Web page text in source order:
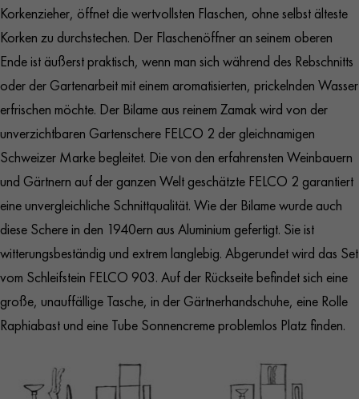
Korkenzieher, öffnet die wertvollsten Flaschen, ohne selbst älteste
Korken zu durchstechen. Der Flaschenöffner an seinem oberen
Ende ist äußerst praktisch, wenn man sich während des Rebschnitts
oder der Gartenarbeit mit einem aromatisierten, prickelnden Wasser
erfrischen möchte. Der Bilame aus reinem Zamak wird von der
unverzichtbaren Gartenschere FELCO 2 der gleichnamigen
Schweizer Marke begleitet. Die von den erfahrensten Weinbauern
und Gärtnern auf der ganzen Welt geschätzte FELCO 2 garantiert
eine unvergleichliche Schnittqualität. Wie der Bilame wurde auch
diese Schere in den 1940ern aus Aluminium gefertigt. Sie ist
witterungsbeständig und extrem langlebig. Abgerundet wird das Set
vom Schleifstein FELCO 903. Auf der Rückseite befindet sich eine
große, unauffällige Tasche, in der Gärtnerhandschuhe, eine Rolle
Raphiabast und eine Tube Sonnencreme problemlos Platz finden.